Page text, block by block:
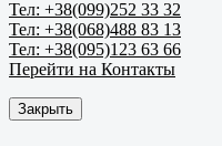
Тел: +38(099)252 33 32
Тел: +38(068)488 83 13
Тел: +38(095)123 63 66
Перейти на Контакты
Закрыть